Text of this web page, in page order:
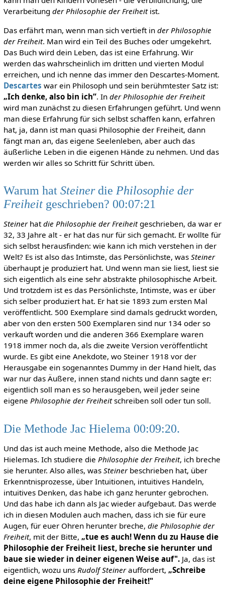
Verarbeitung der Philosophie der Freiheitist.
Das erfährt man, wenn man sich vertieft in der Philosophie
der Freiheit. Man wird ein Teil des Buches oder umgekehrt.
Das Buch wird dein Leben, das ist eine Erfahrung. Wir
werden das wahrscheinlich im dritten und vierten Modul
erreichen, und ich nenne das immer den Descartes-Moment.
Descartes war ein Philosoph und sein berühmtester Satz ist:
„Ich denke, also bin ich“. In der Philosophie der Freiheit
wird man zunächst zu diesen Erfahrungen geführt. Und wenn
man diese Erfahrung für sich selbst schaffen kann, erfahren
hat, ja, dann ist man quasi Philosophie der Freiheit, dann
fängt man an, das eigene Seelenleben, aber auch das
äußerliche Leben in die eigenen Hände zu nehmen. Und das
werden wir alles so Schritt für Schritt üben.
Warum hat Steinerdie Philosophie der
Freiheitgeschrieben? 00:07:21
Steinerhatdie Philosophie der Freiheitgeschrieben, da war er
32, 33 Jahre alt - er hat das nur für sich gemacht. Er wollte für
sich selbst herausfinden: wie kann ich mich verstehen in der
Welt? Es ist also das Intimste, das Persönlichste, was Steiner
überhaupt je produziert hat. Und wenn man sie liest, liest sie
sich eigentlich als eine sehr abstrakte philosophische Arbeit.
Und trotzdem ist es das Persönlichste, Intimste, was er über
sich selber produziert hat. Er hat sie 1893 zum ersten Mal
veröffentlicht. 500 Exemplare sind damals gedruckt worden,
aber von den ersten 500 Exemplaren sind nur 134 oder so
verkauft worden und die anderen 366 Exemplare waren
1918 immer noch da, als die zweite Version veröffentlicht
wurde. Es gibt eine Anekdote, wo Steiner 1918 vor der
Herausgabe ein sogenanntes Dummy in der Hand hielt, das
war nur das Äußere, innen stand nichts und dann sagte er:
eigentlich soll man es so herausgeben, weil jeder seine
eigene Philosophie der Freiheitschreiben soll oder tun soll.
Die Methode Jac Hielema 00:09:20.
Und das ist auch meine Methode, also die Methode Jac
Hielemas. Ich studiere die Philosophie der Freiheit, ich breche
sie herunter. Also alles, was Steinerbeschrieben hat, über
Erkenntnisprozesse, über Intuitionen, intuitives Handeln,
intuitives Denken, das habe ich ganz herunter gebrochen.
Und das habe ich dann als Jac wieder aufgebaut. Das werde
ich in diesen Modulen auch machen, dass ich sie für eure
Augen, für euer Ohren herunter breche, die Philosophie der
Freiheit, mit der Bitte, „tue es auch! Wenn du zu Hause die
Philosophie der Freiheit liest, breche sie herunter und
baue sie wieder in deiner eigenen Weise auf".Ja, das ist
eigentlich, wozu uns Rudolf Steinerauffordert, „Schreibe
deine eigene Philosophie der Freiheit!"